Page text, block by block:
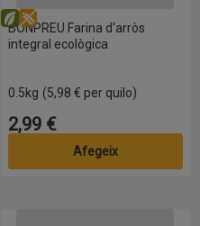
Eco
Sense gluten
BONPREU Farina d'arròs
integral ecològica
0.5kg (5,98 € per quilo)
Preu
2,99 €
Afegeix